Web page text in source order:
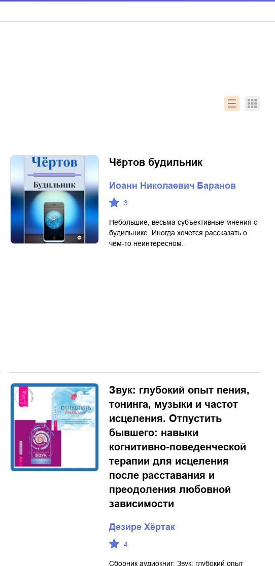
Чёртов будильник
Иоанн Николаевич Баранов
3
Небольшие, весьма субъективные мнения о
будильнике. Иногда хочется рассказать о
чём-то неинтересном.
Звук: глубокий опыт пения,
тонинга, музыки и частот
исцеления. Отпустить
бывшего: навыки
когнитивно-поведенческой
терапии для исцеления
после расставания и
преодоления любовной
зависимости
Дезире Хёртак
4
Сборник аудиокниг: Звук: глубокий опыт